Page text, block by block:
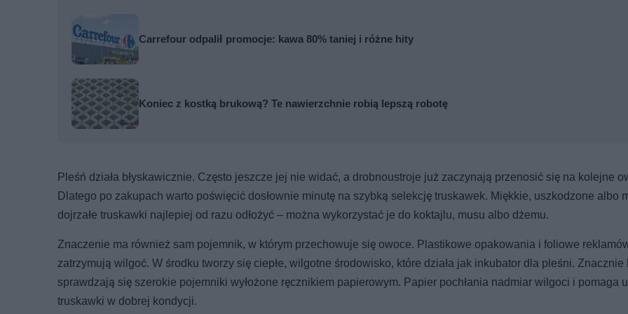
Carrefour odpalił promocje: kawa 80% taniej i różne hity
Koniec z kostką brukową? Te nawierzchnie robią lepszą robotę
Pleśń działa błyskawicznie. Często jeszcze jej nie widać, a drobnoustroje już zaczynają przenosić się na kolejne
Dlatego po zakupach warto poświęcić dosłownie minutę na szybką selekcję truskawek. Miękkie, uszkodzone albo
dojrzałe truskawki najlepiej od razu odłożyć – można wykorzystać je do koktajlu, musu albo dżemu.
Znaczenie ma również sam pojemnik, w którym przechowuje się owoce. Plastikowe opakowania i foliowe
zatrzymują wilgoć. W środku tworzy się ciepłe, wilgotne środowisko, które działa jak inkubator dla pleśni. Znacznie
sprawdzają się szerokie pojemniki wyłożone ręcznikiem papierowym. Papier pochłania nadmiar wilgoci i pomaga
truskawki w dobrej kondycji.